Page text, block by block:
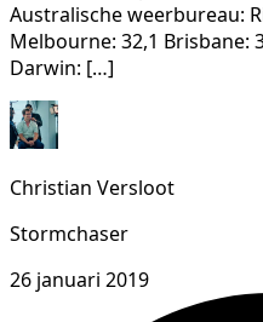
Australische weerbureau:
Melbourne: 32,1 Brisbane:
Darwin: […]
Christian Versloot
Stormchaser
26 januari 2019